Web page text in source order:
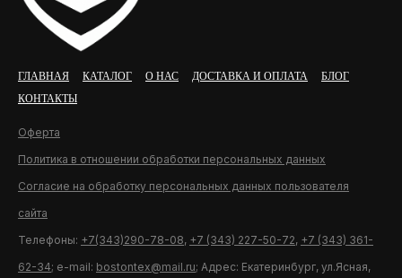
ГЛАВНАЯ КАТАЛОГ О НАС ДОСТАВКА И ОПЛАТА
БЛОГ
КОНТАКТЫ
Оферта
Политика в отношении обработки персональных данных
Согласие на обработку персональных данных пользователя
сайта
Телефоны: +7(343)290-78-08, +7 (343) 227-50-72, +7 (343) 361-
62-34; e-mail: bostontex@mail.ru; Адрес: Екатеринбург, ул.Ясная,